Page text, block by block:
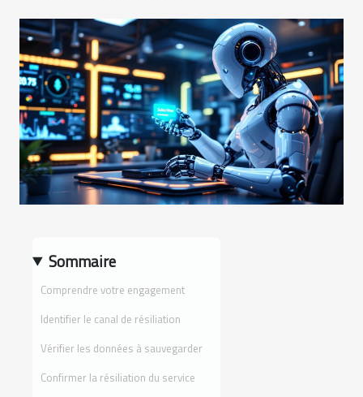
Sommaire
Comprendre votre engagement
Identifier le canal de résiliation
Vérifier les données à sauvegarder
Confirmer la résiliation du service